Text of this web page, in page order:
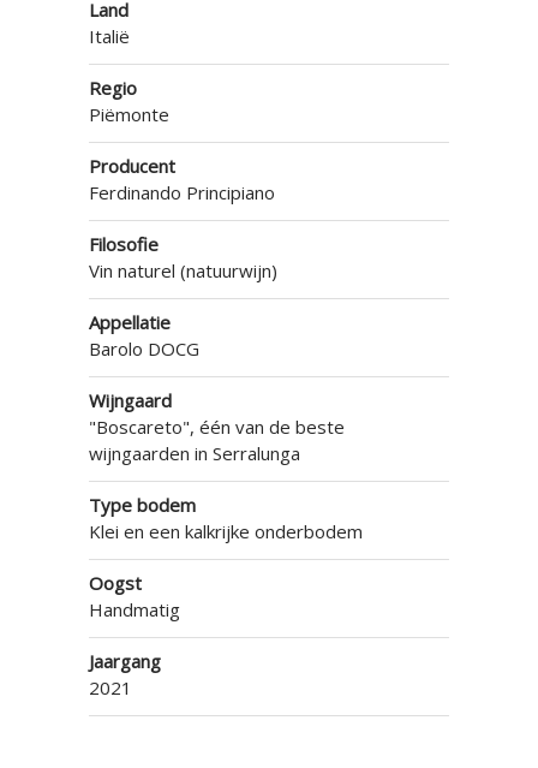
Land
Italië
Regio
Piëmonte
Producent
Ferdinando Principiano
Filosofie
Vin naturel (natuurwijn)
Appellatie
Barolo DOCG
Wijngaard
"Boscareto", één van de beste
wijngaarden in Serralunga
Type bodem
Klei en een kalkrijke onderbodem
Oogst
Handmatig
Jaargang
2021